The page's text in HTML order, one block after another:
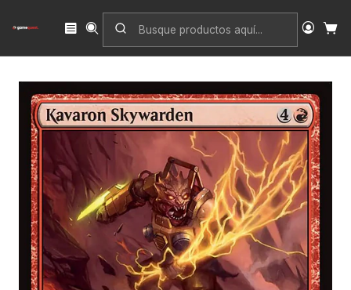
Inicio Singles
Edge of Eternities
Kavaron Skywarden | Inglés | NM | EOE